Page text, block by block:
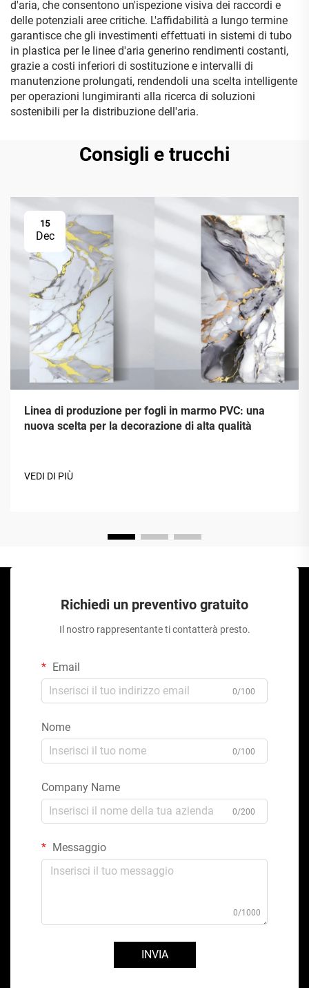
d'aria, che consentono un'ispezione visiva dei raccordi e
delle potenziali aree critiche. L'affidabilità a lungo termine
garantisce che gli investimenti effettuati in sistemi di tubo
in plastica per le linee d'aria generino rendimenti costanti,
grazie a costi inferiori di sostituzione e intervalli di
manutenzione prolungati, rendendoli una scelta intelligente
per operazioni lungimiranti alla ricerca di soluzioni
sostenibili per la distribuzione dell'aria.
Consigli e trucchi
15
Dec
Linea di produzione per fogli in marmo PVC: una
nuova scelta per la decorazione di alta qualità
VEDI DI PIÙ
Richiedi un preventivo gratuito
Il nostro rappresentante ti contatterà presto.
Email
0/100
Nome
0/100
Company Name
0/200
Messaggio
0/1000
INVIA